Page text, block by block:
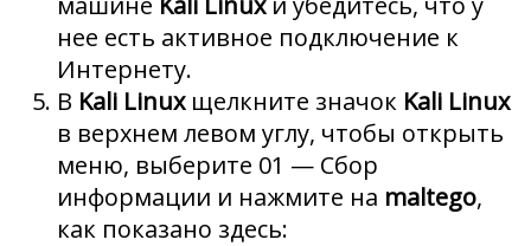
нее есть активное подключение к
Интернету.
В Kali Linuxщелкните значок Kali Linux
в верхнем левом углу, чтобы открыть
меню, выберите 01 — Сбор
информации и нажмите на maltego,
как показано здесь: